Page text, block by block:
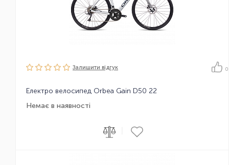
Залишити вiдгук 0
Електро велосипед Orbea Gain D50 22
Немає в наявності